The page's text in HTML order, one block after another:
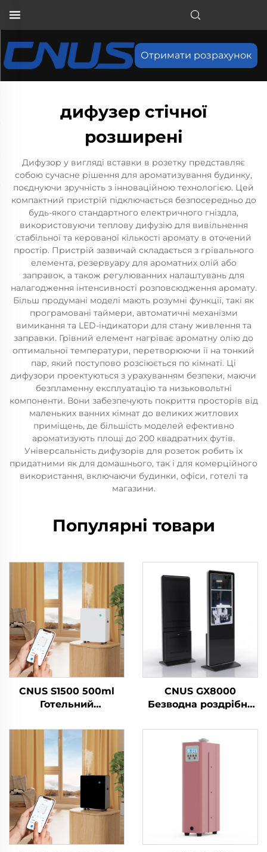
Отримати розрахунок
дифузер стічної
розширені
Дифузор у вигляді вставки в розетку представляє
собою сучасне рішення для ароматизування будинку,
поєднуючи зручність з інноваційною технологією. Цей
компактний пристрій підключається безпосередньо до
будь-якого стандартного електричного гніздла,
використовуючи теплову дифузію для вивільнення
стабільної та керованої кількості аромату в оточений
простір. Пристрій зазвичай складається з грівального
елемента, резервуару для ароматних олій або
заправок, а також регулюванних налаштувань для
налагодження інтенсивності розповсюдження аромату.
Більш продумані моделі мають розумні функції, такі як
програмовані таймери, автоматичні механізми
вимикання та LED-індикатори для стану живлення та
заправки. Грівний елемент нагріває ароматну олію до
оптимальної температури, перетворюючи її на тонкий
пар, який поступово розсіюється по кімнаті. Ці
дифузори проектуються з урахуванням безпеки, маючи
безпламенну експлуатацію та низьковольтні
компоненти. Вони забезпечують покриття просторів від
маленьких ванних кімнат до великих житлових
приміщень, де більшість моделей ефективно
ароматизують площі до 200 квадратних футів.
Універсальність дифузорів для розеток робить їх
придатними як для домашнього, так і для комерційного
використання, включаючи будинки, офіси, готелі та
магазини.
Популярні товари
CNUS S1500 500ml
Готельний
очищач повітря Запах
Ефірні масла
Чистильник парфумів
Аромати
Ароматизатор
повітря
Ароматизатор
повітря
CNUS GX8000
Безводна роздрібна
простір Професійний
аромат дифузер
Ароматна система
LCD сенсорний екран